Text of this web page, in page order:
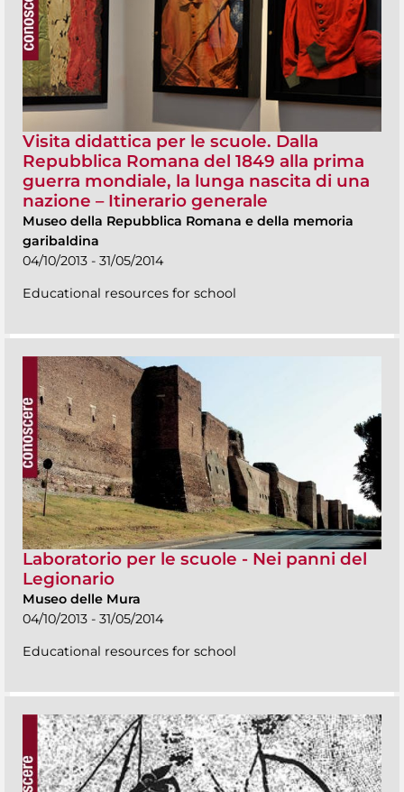
Visita didattica per le scuole. Dalla
Repubblica Romana del 1849 alla prima
guerra mondiale, la lunga nascita di una
nazione – Itinerario generale
Museo della Repubblica Romana e della memoria
garibaldina
04/10/2013 - 31/05/2014
Educational resources for school
Laboratorio per le scuole - Nei panni del
Legionario
Museo delle Mura
04/10/2013 - 31/05/2014
Educational resources for school